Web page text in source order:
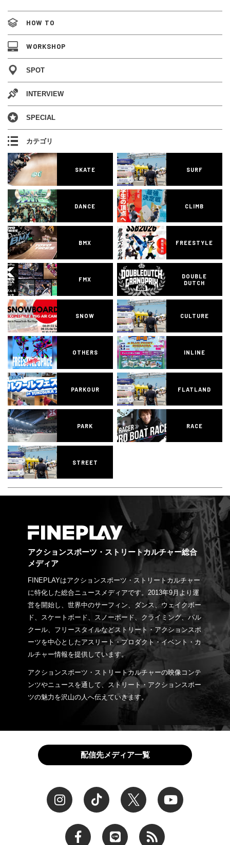
HOW TO
WORKSHOP
SPOT
INTERVIEW
SPECIAL
カテゴリ
SKATE SURF
DANCE CLIMB
BMX FREESTYLE
FMX
DOUBLE
DUTCH
SNOW CULTURE
OTHERS INLINE
PARKOUR FLATLAND
PARK RACE
STREET
アクションスポーツ・ストリートカルチャー総合
メディア
FINEPLAYはアクションスポーツ・ストリートカルチャー
に特化した総合ニュースメディアです。2013年9月より運
営を開始し、世界中のサーフィン、ダンス、ウェイクボー
ド、スケートボード、スノーボード、クライミング、パル
クール、フリースタイルなどストリート・アクションスポ
ーツを中心としたアスリート・プロダクト・イベント・カ
ルチャー情報を提供しています。
アクションスポーツ・ストリートカルチャーの映像コンテ
ンツやニュースを通して、ストリート・アクションスポー
ツの魅力を沢山の人へ伝えていきます。
配信先メディア一覧